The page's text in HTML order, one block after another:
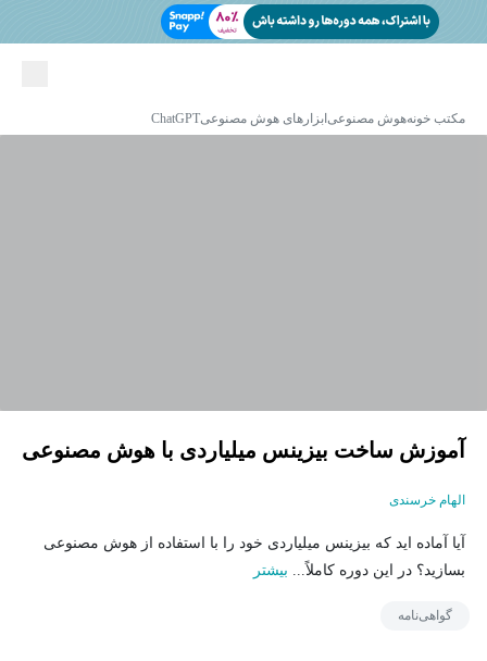
مکتب خونههوش مصنوعی ابزارهای هوش مصنوعیChatGPT
آموزش ساخت بیزینس میلیاردی با هوش مصنوعی
الهام خرسندی
آیا آماده اید که بیزینس میلیاردی خود را با استفاده از هوش مصنوعی
بسازید؟ در این دوره کاملاً... بیشتر
گواهی‌نامه